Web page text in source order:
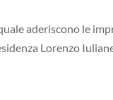
aderiscono le
Lorenzo